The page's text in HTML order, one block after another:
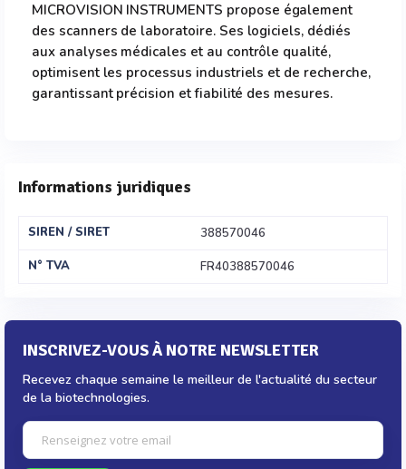
MICROVISION INSTRUMENTS propose également
des scanners de laboratoire. Ses logiciels, dédiés
aux analyses médicales et au contrôle qualité,
optimisent les processus industriels et de recherche,
garantissant précision et fiabilité des mesures.
Informations juridiques
SIREN / SIRET
388570046
N° TVA
FR40388570046
INSCRIVEZ-VOUS À NOTRE NEWSLETTER
Recevez chaque semaine le meilleur de l'actualité du secteur
de la biotechnologies.